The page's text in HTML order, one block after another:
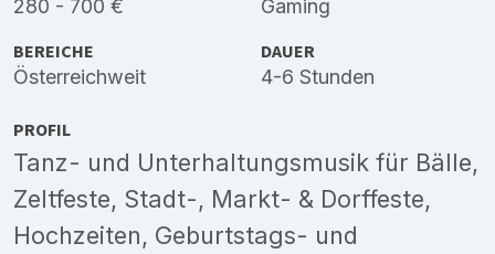
280 - 700 € Gaming
BEREICHE
Österreichweit
DAUER
4-6 Stunden
PROFIL
Tanz- und Unterhaltungsmusik für Bälle,
Zeltfeste, Stadt-, Markt- & Dorffeste,
Hochzeiten, Geburtstags- und